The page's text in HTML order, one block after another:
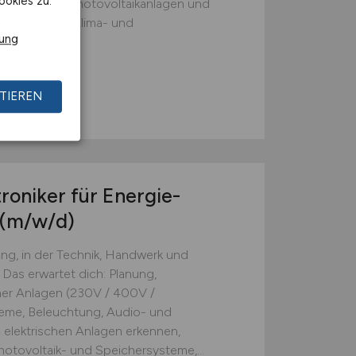
, Photovoltaikanlagen und
von Klima- und
für Energie-
(m/w/d)
in der Technik, Handwerk und
erwartet dich: Planung,
Anlagen (230V / 400V /
Beleuchtung, Audio- und
Anlagen erkennen,
und Speichersysteme,...